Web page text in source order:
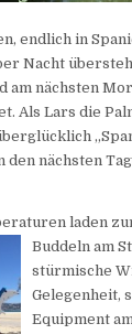
endlich in
Nacht
am nächsten
Als Lars die
nächsten
laden
Buddeln am
stürmische
Gelegenheit,
Equipment